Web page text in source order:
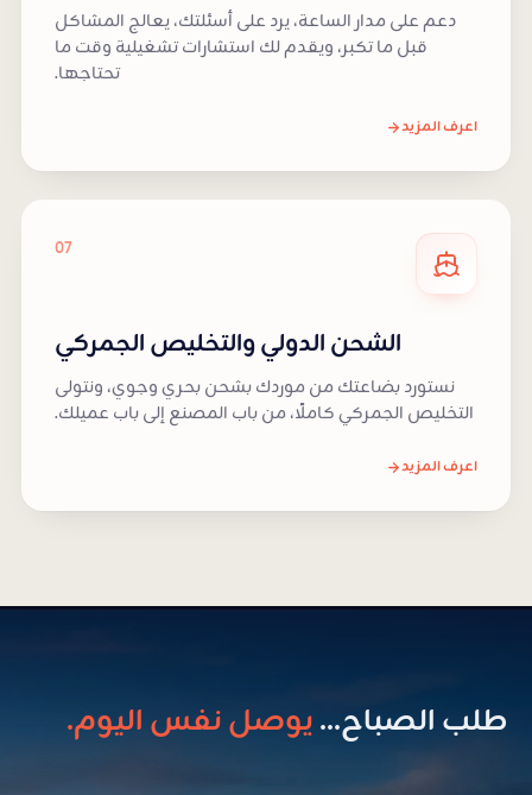
دعم على مدار الساعة، يرد على أسئلتك، يعالج المشاكل
قبل ما تكبر، ويقدم لك استشارات تشغيلية وقت ما
تحتاجها.
اعرف المزيد
07
الشحن الدولي والتخليص الجمركي
نستورد بضاعتك من موردك بشحن بحري وجوي، ونتولى
التخليص الجمركي كاملًا، من باب المصنع إلى باب عميلك.
اعرف المزيد
طلب الصباح...يوصل نفس اليوم.